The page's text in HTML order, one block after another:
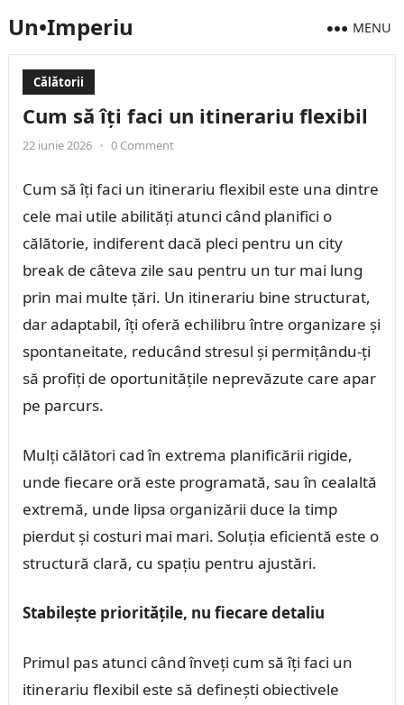
Un•Imperiu MENU
Călătorii
Cum să îți faci un itinerariu flexibil
22 iunie 2026 • 0 Comment
Cum să îți faci un itinerariu flexibil este una dintre
cele mai utile abilități atunci când planifici o
călătorie, indiferent dacă pleci pentru un city
break de câteva zile sau pentru un tur mai lung
prin mai multe țări. Un itinerariu bine structurat,
dar adaptabil, îți oferă echilibru între organizare și
spontaneitate, reducând stresul și permițându-ți
să profiți de oportunitățile neprevăzute care apar
pe parcurs.
Mulți călători cad în extrema planificării rigide,
unde fiecare oră este programată, sau în cealaltă
extremă, unde lipsa organizării duce la timp
pierdut și costuri mai mari. Soluția eficientă este o
structură clară, cu spațiu pentru ajustări.
Stabilește prioritățile, nu fiecare detaliu
Primul pas atunci când înveți cum să îți faci un
itinerariu flexibil este să definești obiectivele